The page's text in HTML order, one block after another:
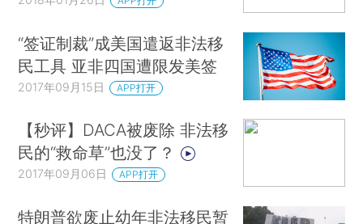
“签证制裁”成美国遣返非法移
民工具 亚非四国遭限发美签
2017年09月15日 APP打开
【秒评】DACA被废除 非法移
民的“救命草”也没了？
2017年09月06日 APP打开
特朗普欲废止幼年非法移民暂